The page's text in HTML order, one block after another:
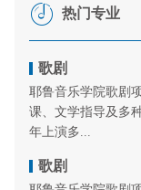
热门专业
歌剧
耶鲁音乐学院歌剧
课、文学指导及多
年上演多...
歌剧